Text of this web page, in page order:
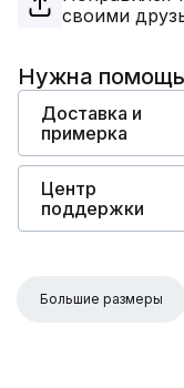
своими
Нужна
Доставка и
примерка
Центр
поддержки
Большие размеры